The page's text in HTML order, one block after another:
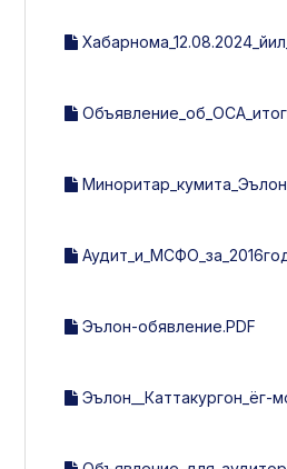
Эълон-обявление.PDF
Эълон__Каттакургон_ёг-